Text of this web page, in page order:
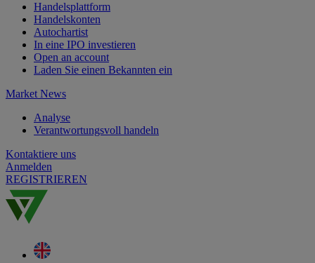
Handelsplattform
Handelskonten
Autochartist
In eine IPO investieren
Open an account
Laden Sie einen Bekannten ein
Market News
Analyse
Verantwortungsvoll handeln
Kontaktiere uns
Anmelden
REGISTRIEREN